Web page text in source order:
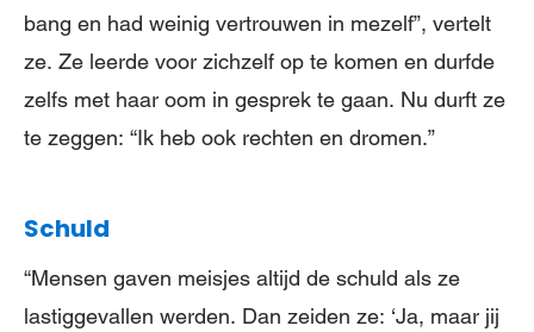
bang en had weinig vertrouwen in mezelf”, vertelt
ze. Ze leerde voor zichzelf op te komen en durfde
zelfs met haar oom in gesprek te gaan. Nu durft ze
te zeggen: “Ik heb ook rechten en dromen.”
Schuld
“Mensen gaven meisjes altijd de schuld als ze
lastiggevallen werden. Dan zeiden ze: ‘Ja, maar jij